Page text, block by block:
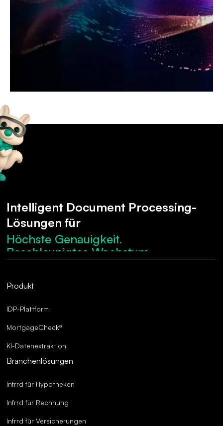
Intelligent Document Processing-
Lösungen für
Höchste Genauigkeit.
Beschleunigtes Wachstum.
Robuste Compliance.
Überragende Genauigkeit.
Produkt
IDP-Plattform
MortgageCheckai
KI-Datenextraktion
Branchenlösungen
Infrrd für Hypotheken
Infrrd für Rechnung
Infrrd für Versicherungen